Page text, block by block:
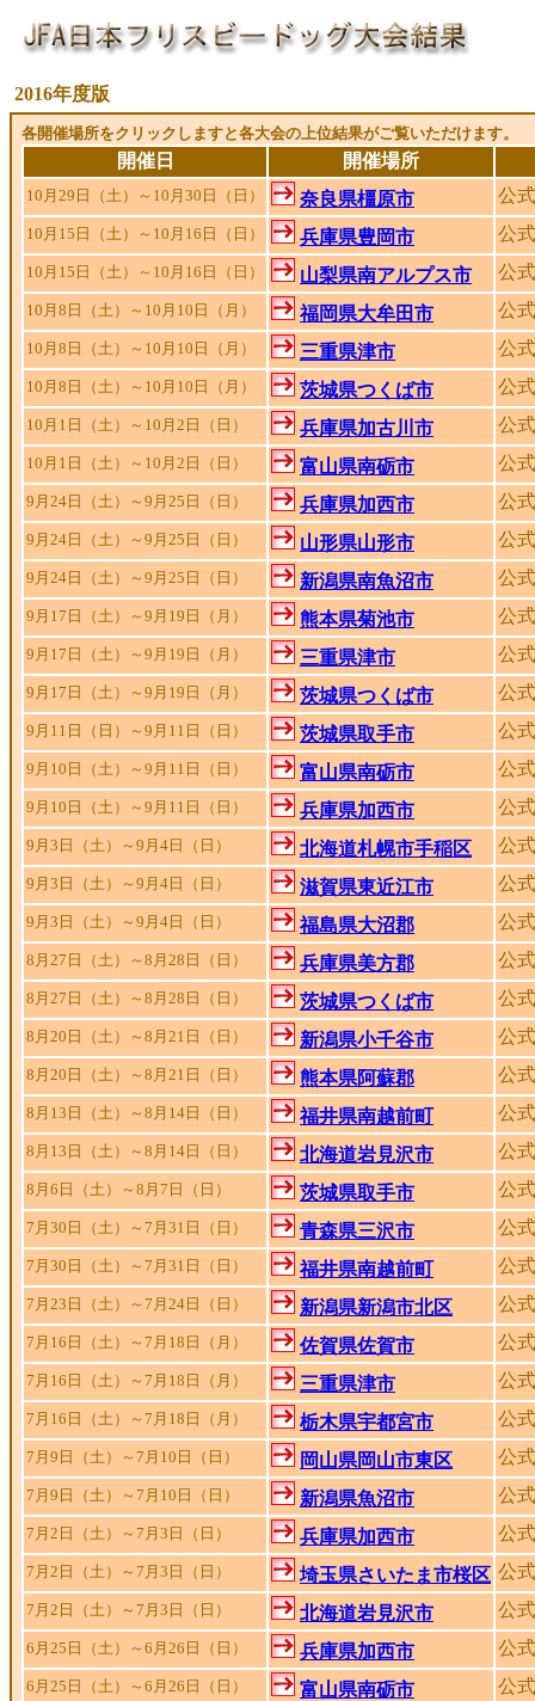
2016年度版
各開催場所をクリックしますと各大会の上位結果がご覧いただけます。
開催日 開催場所
10月29日（土）～10月30日（日） 奈良県橿原市 公
10月15日（土）～10月16日（日） 兵庫県豊岡市 公
10月15日（土）～10月16日（日） 山梨県南アルプス市 公
10月8日（土）～10月10日（月） 福岡県大牟田市 公
10月8日（土）～10月10日（月） 三重県津市 公
10月8日（土）～10月10日（月） 茨城県つくば市 公
10月1日（土）～10月2日（日） 兵庫県加古川市 公
10月1日（土）～10月2日（日） 富山県南砺市 公
9月24日（土）～9月25日（日） 兵庫県加西市 公
9月24日（土）～9月25日（日） 山形県山形市 公
9月24日（土）～9月25日（日） 新潟県南魚沼市 公
9月17日（土）～9月19日（月） 熊本県菊池市 公
9月17日（土）～9月19日（月） 三重県津市 公
9月17日（土）～9月19日（月） 茨城県つくば市 公
9月11日（日）～9月11日（日） 茨城県取手市 公
9月10日（土）～9月11日（日） 富山県南砺市 公
9月10日（土）～9月11日（日） 兵庫県加西市 公
9月3日（土）～9月4日（日） 北海道札幌市手稲区 公
9月3日（土）～9月4日（日） 滋賀県東近江市 公
9月3日（土）～9月4日（日） 福島県大沼郡 公
8月27日（土）～8月28日（日） 兵庫県美方郡 公
8月27日（土）～8月28日（日） 茨城県つくば市 公
8月20日（土）～8月21日（日） 新潟県小千谷市 公
8月20日（土）～8月21日（日） 熊本県阿蘇郡 公
8月13日（土）～8月14日（日） 福井県南越前町 公
8月13日（土）～8月14日（日） 北海道岩見沢市 公
8月6日（土）～8月7日（日） 茨城県取手市 公
7月30日（土）～7月31日（日） 青森県三沢市 公
7月30日（土）～7月31日（日） 福井県南越前町 公
7月23日（土）～7月24日（日） 新潟県新潟市北区 公
7月16日（土）～7月18日（月） 佐賀県佐賀市 公
7月16日（土）～7月18日（月） 三重県津市 公
7月16日（土）～7月18日（月） 栃木県宇都宮市 公
7月9日（土）～7月10日（日） 岡山県岡山市東区 公
7月9日（土）～7月10日（日） 新潟県魚沼市 公
7月2日（土）～7月3日（日） 兵庫県加西市 公
7月2日（土）～7月3日（日） 埼玉県さいたま市桜区 公
7月2日（土）～7月3日（日） 北海道岩見沢市 公
6月25日（土）～6月26日（日） 兵庫県加西市 公
6月25日（土）～6月26日（日） 富山県南砺市 公